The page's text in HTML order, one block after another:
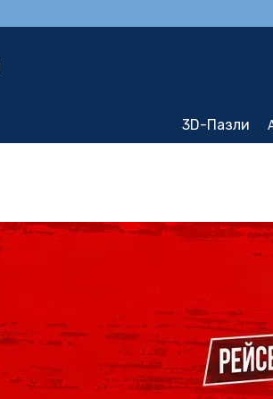
3D-Пазли